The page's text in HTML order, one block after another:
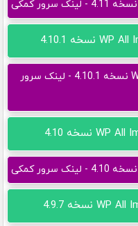
دانلود رایگان افزونه WP All Import Pro نسخه 4.10.1 - لینک سرور